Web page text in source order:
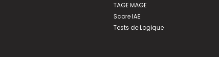
TAGE MAGE
Score IAE
Tests de Logique